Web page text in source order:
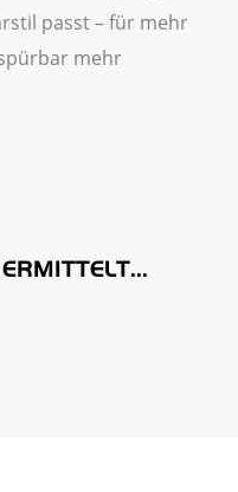
passt – für mehr
mehr